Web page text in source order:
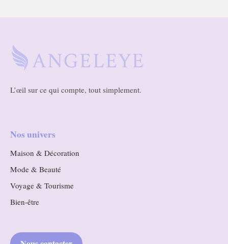
L’œil sur ce qui compte, tout simplement.
Nos univers
Maison & Décoration
Mode & Beauté
Voyage & Tourisme
Bien-être